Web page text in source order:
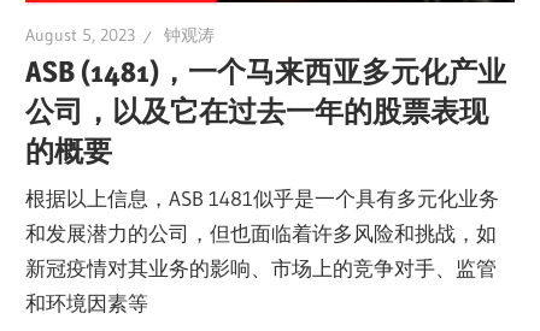
August 5, 2023 钟观涛
ASB (1481)，一个马来西亚多元化产业
公司，以及它在过去一年的股票表现
的概要
根据以上信息，ASB 1481似乎是一个具有多元化业务
和发展潜力的公司，但也面临着许多风险和挑战，如
新冠疫情对其业务的影响、市场上的竞争对手、监管
和环境因素等